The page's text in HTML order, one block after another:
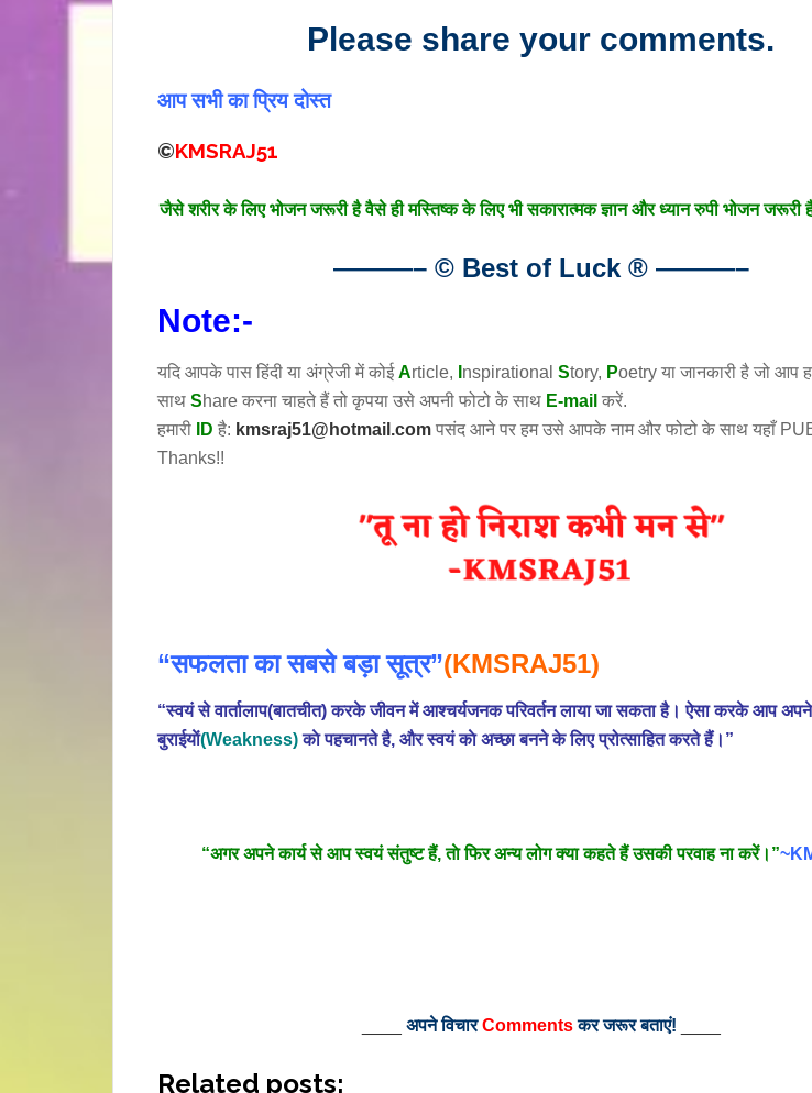
Please share your comments.
आप सभी का प्रिय दोस्त
©KMSRAJ51
जैसे शरीर के लिए भोजन जरूरी है वैसे ही मस्तिष्क के लिए भी सकारात्मक ज्ञान और ध्यान रुपी भोजन जरूरी
———– © Best of Luck ® ———–
Note:-
यदि आपके पास हिंदी या अंग्रेजी में कोईArticle, nspirational Story, Poetry या जानकारी है जो आप
साथ Share करना चाहते हैं तो कृपया उसे अपनी फोटो के साथ E-mail करें.
हमारी
ID है: kmsraj51@hotmail.com पसंद आने पर हम उसे आपके नाम और फोटो के साथ यहाँ
Thanks!!
“सफलता का सबसे बड़ा सूत्र”(KMSRAJ51)
“स्वयं से वार्तालाप(बातचीत) करके जीवन में आश्चर्यजनक परिवर्तन लाया जा सकता है। ऐसा करके आप अपने
बुराईयाें(Weakness)काे पहचानते है, और स्वयं काे अच्छा बनने के लिए प्रोत्साहित करते हैं।”
“अगर अपने कार्य से आप स्वयं संतुष्ट हैं, ताे फिर अन्य लोग क्या कहते हैं उसकी परवाह ना करें।”
अपने विचारCommentsकर जरूर बताएं!
Related posts: